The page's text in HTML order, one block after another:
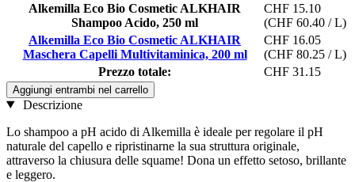
Alkemilla Eco Bio Cosmetic ALKHAIR
Shampoo Acido, 250 ml
CHF 15.10
(CHF 60.40 / L)
Alkemilla Eco Bio Cosmetic ALKHAIR
Maschera Capelli Multivitaminica, 200 ml
CHF 16.05
(CHF 80.25 / L)
Prezzo totale:
CHF 31.15
Aggiungi entrambi nel carrello
Descrizione
Lo shampoo a pH acido di Alkemilla è ideale per regolare il pH
naturale del capello e ripristinarne la sua struttura originale,
attraverso la chiusura delle squame! Dona un effetto setoso, brillante
e leggero.